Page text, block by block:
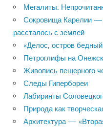
Мегалиты:
Сокровища Карелии —
рассталось с землей
«Делос, остров
Петроглифы на
Живопись пещерного
Следы Гипербореи
Лабиринты
Природа как
Архитектура —